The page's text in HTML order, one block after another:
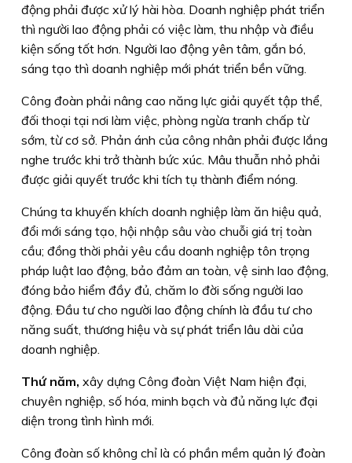
động phải được xử lý hài hòa. Doanh nghiệp phát triển
thì người lao động phải có việc làm, thu nhập và điều
kiện sống tốt hơn. Người lao động yên tâm, gắn bó,
sáng tạo thì doanh nghiệp mới phát triển bền vững.
Công đoàn phải nâng cao năng lực giải quyết tập thể,
đối thoại tại nơi làm việc, phòng ngừa tranh chấp từ
sớm, từ cơ sở. Phản ánh của công nhân phải được lắng
nghe trước khi trở thành bức xúc. Mâu thuẫn nhỏ phải
được giải quyết trước khi tích tụ thành điểm nóng.
Chúng ta khuyến khích doanh nghiệp làm ăn hiệu quả,
đổi mới sáng tạo, hội nhập sâu vào chuỗi giá trị toàn
cầu; đồng thời phải yêu cầu doanh nghiệp tôn trọng
pháp luật lao động, bảo đảm an toàn, vệ sinh lao động,
đóng bảo hiểm đầy đủ, chăm lo đời sống người lao
động. Đầu tư cho người lao động chính là đầu tư cho
năng suất, thương hiệu và sự phát triển lâu dài của
doanh nghiệp.
Thứ năm, xây dựng Công đoàn Việt Nam hiện đại,
chuyên nghiệp, số hóa, minh bạch và đủ năng lực đại
diện trong tình hình mới.
Công đoàn số không chỉ là có phần mềm quản lý đoàn